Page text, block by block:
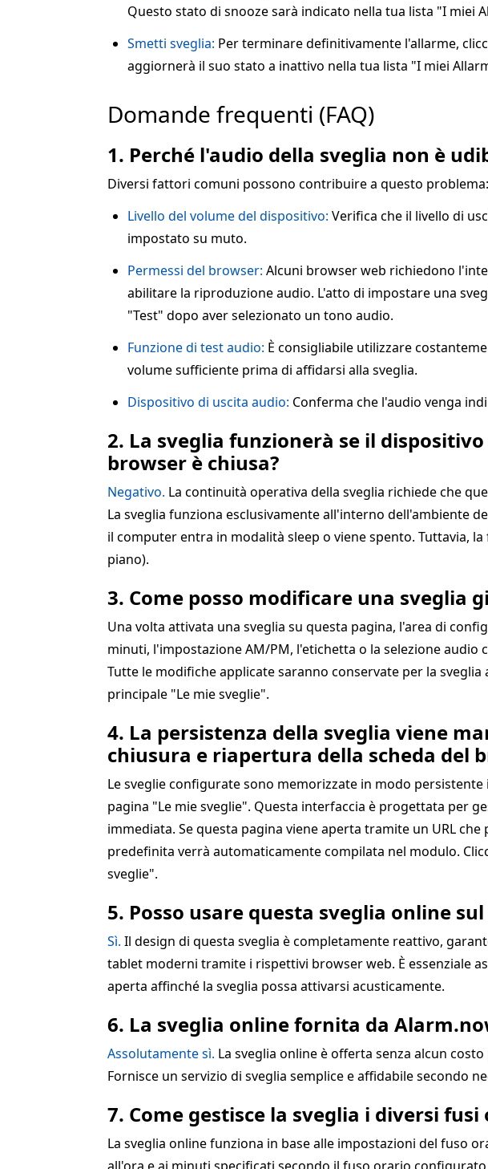
Questo stato di snooze sarà indicato nella tua lista "I miei
Smetti sveglia: Per terminare definitivamente l'allarme,
aggiornerà il suo stato a inattivo nella tua lista "I miei
Domande frequenti (FAQ)
1. Perché l'audio della sveglia non è
Diversi fattori comuni possono contribuire a questo problema:
Livello del volume del dispositivo: Verifica che il livello di
impostato su muto.
Permessi del browser: Alcuni browser web richiedono
abilitare la riproduzione audio. L'atto di impostare una
"Test" dopo aver selezionato un tono audio.
Funzione di test audio: È consigliabile utilizzare
volume sufficiente prima di affidarsi alla sveglia.
Dispositivo di uscita audio: Conferma che l'audio venga
2. La sveglia funzionerà se il
browser è chiusa?
Negativo. La continuità operativa della sveglia richiede che
La sveglia funziona esclusivamente all'interno dell'ambiente
il computer entra in modalità sleep o viene spento. Tuttavia,
piano).
3. Come posso modificare una sveglia
Una volta attivata una sveglia su questa pagina, l'area di
minuti, l'impostazione AM/PM, l'etichetta o la selezione audio
Tutte le modifiche applicate saranno conservate per la
principale "Le mie sveglie".
4. La persistenza della sveglia viene
chiusura e riapertura della scheda del
Le sveglie configurate sono memorizzate in modo
pagina "Le mie sveglie". Questa interfaccia è progettata per
immediata. Se questa pagina viene aperta tramite un URL
predefinita verrà automaticamente compilata nel modulo.
sveglie".
5. Posso usare questa sveglia online
Sì. Il design di questa sveglia è completamente reattivo,
tablet moderni tramite i rispettivi browser web. È essenziale
aperta affinché la sveglia possa attivarsi acusticamente.
6. La sveglia online fornita da
Assolutamente sì. La sveglia online è offerta senza alcun
Fornisce un servizio di sveglia semplice e affidabile secondo
7. Come gestisce la sveglia i diversi fusi
La sveglia online funziona in base alle impostazioni del fuso